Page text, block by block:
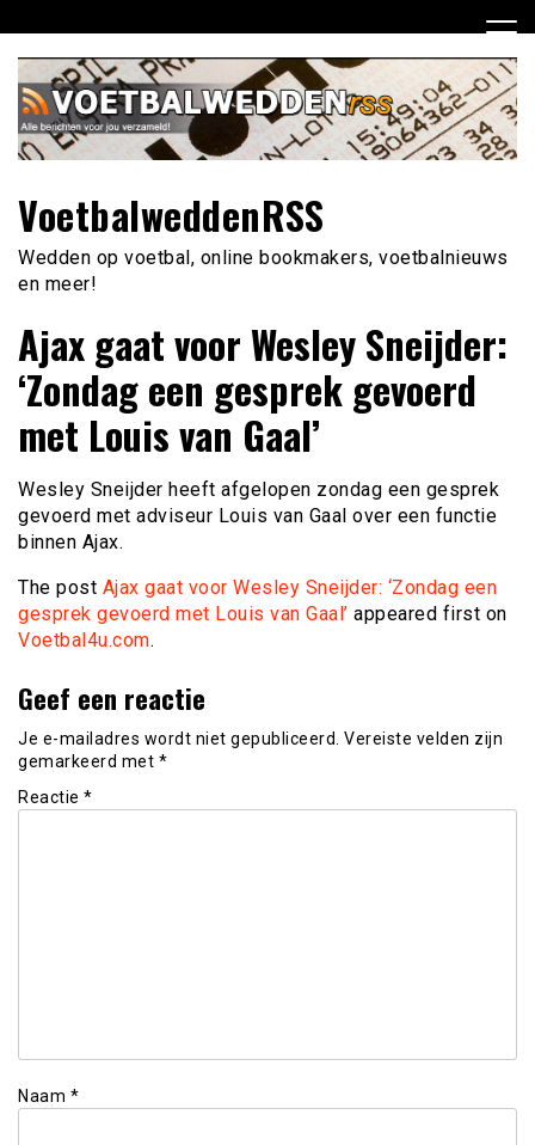
naar
inhoud
VoetbalweddenRSS
Wedden op voetbal, online bookmakers, voetbalnieuws
en meer!
Ajax gaat voor Wesley Sneijder:
‘Zondag een gesprek gevoerd
met Louis van Gaal’
Wesley Sneijder heeft afgelopen zondag een gesprek
gevoerd met adviseur Louis van Gaal over een functie
binnen Ajax.
The post Ajax gaat voor Wesley Sneijder: ‘Zondag een
gesprek gevoerd met Louis van Gaal’ appeared first on
Voetbal4u.com.
Geef een reactie
Je e-mailadres wordt niet gepubliceerd. Vereiste velden zijn
gemarkeerd met *
Reactie *
Naam *